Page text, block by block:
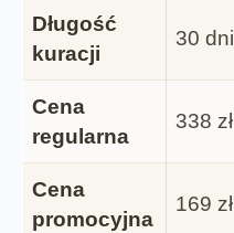
Długość
kuracji
30 dni
Cena
regularna
338 zł
Cena
promocyjna
169 zł